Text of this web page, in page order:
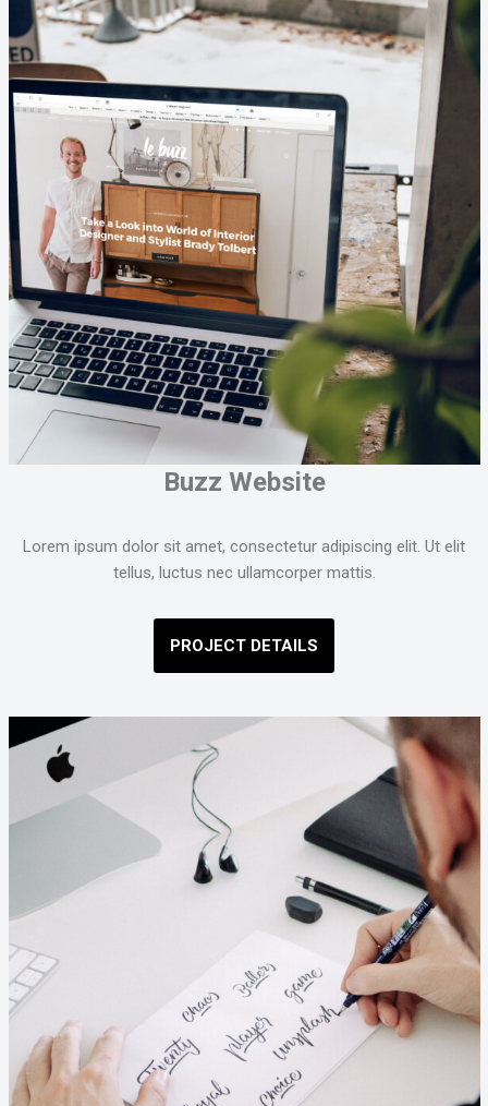
Buzz Website
Lorem ipsum dolor sit amet, consectetur adipiscing elit. Ut elit
tellus, luctus nec ullamcorper mattis.
PROJECT DETAILS